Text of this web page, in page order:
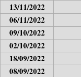
13/11/2022
06/11/2022
09/10/2022
02/10/2022
18/09/2022
08/09/2022